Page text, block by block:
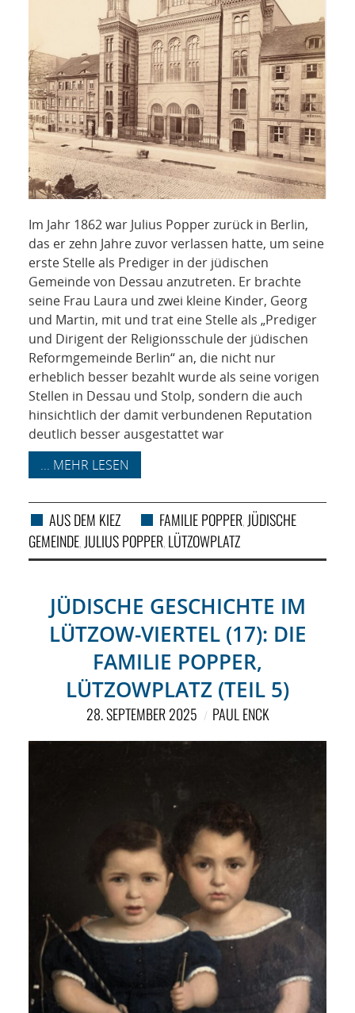
Im Jahr 1862 war Julius Popper zurück in Berlin,
das er zehn Jahre zuvor verlassen hatte, um seine
erste Stelle als Prediger in der jüdischen
Gemeinde von Dessau anzutreten. Er brachte
seine Frau Laura und zwei kleine Kinder, Georg
und Martin, mit und trat eine Stelle als „Prediger
und Dirigent der Religionsschule der jüdischen
Reformgemeinde Berlin“ an, die nicht nur
erheblich besser bezahlt wurde als seine vorigen
Stellen in Dessau und Stolp, sondern die auch
hinsichtlich der damit verbundenen Reputation
deutlich besser ausgestattet war
... MEHR LESEN
AUS DEM KIEZ FAMILIE POPPER,JÜDISCHE
GEMEINDE,JULIUS POPPER, LÜTZOWPLATZ
JÜDISCHE GESCHICHTE IM
LÜTZOW-VIERTEL (17): DIE
FAMILIE POPPER,
LÜTZOWPLATZ (TEIL 5)
28. SEPTEMBER 2025 PAUL ENCK